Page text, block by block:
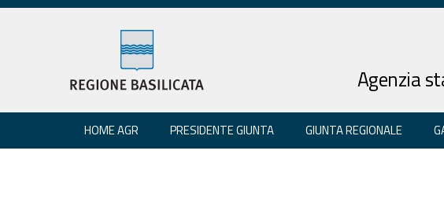
Agenzia
HOME AGR PRESIDENTE GIUNTA GIUNTA REGIONALE